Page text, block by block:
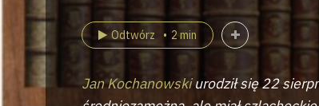
Odtwórz 2 min
Jan Kochanowskiurodził się 22